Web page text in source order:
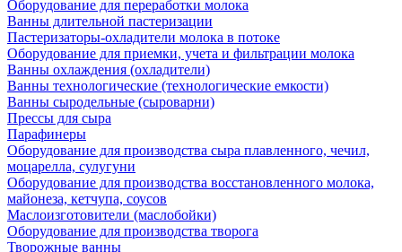
Оборудование для переработки молока
Ванны длительной пастеризации
Пастеризаторы-охладители молока в потоке
Оборудование для приемки, учета и фильтрации молока
Ванны охлаждения (охладители)
Ванны технологические (технологические емкости)
Ванны сыродельные (сыроварни)
Прессы для сыра
Парафинеры
Оборудование для производства сыра плавленного, чечил,
моцарелла, сулугуни
Оборудование для производства восстановленного молока,
майонеза, кетчупа, соусов
Маслоизготовители (маслобойки)
Оборудование для производства творога
Творожные ванны